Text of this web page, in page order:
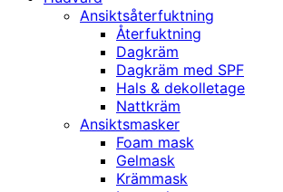
Ansiktsåterfuktning
Återfuktning
Dagkräm
Dagkräm med SPF
Hals & dekolletage
Nattkräm
Ansiktsmasker
Foam mask
Gelmask
Krämmask